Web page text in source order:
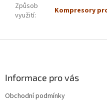
Způsob
využití: Kompresory
Informace pro vás
Obchodní podmínky